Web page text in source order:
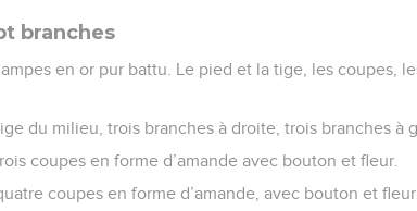
branches
en or pur battu. Le pied et la tige, les coupes,
du milieu, trois branches à droite, trois branches à
coupes en forme d’amande avec bouton et fleur.
coupes en forme d’amande, avec bouton et fleur.